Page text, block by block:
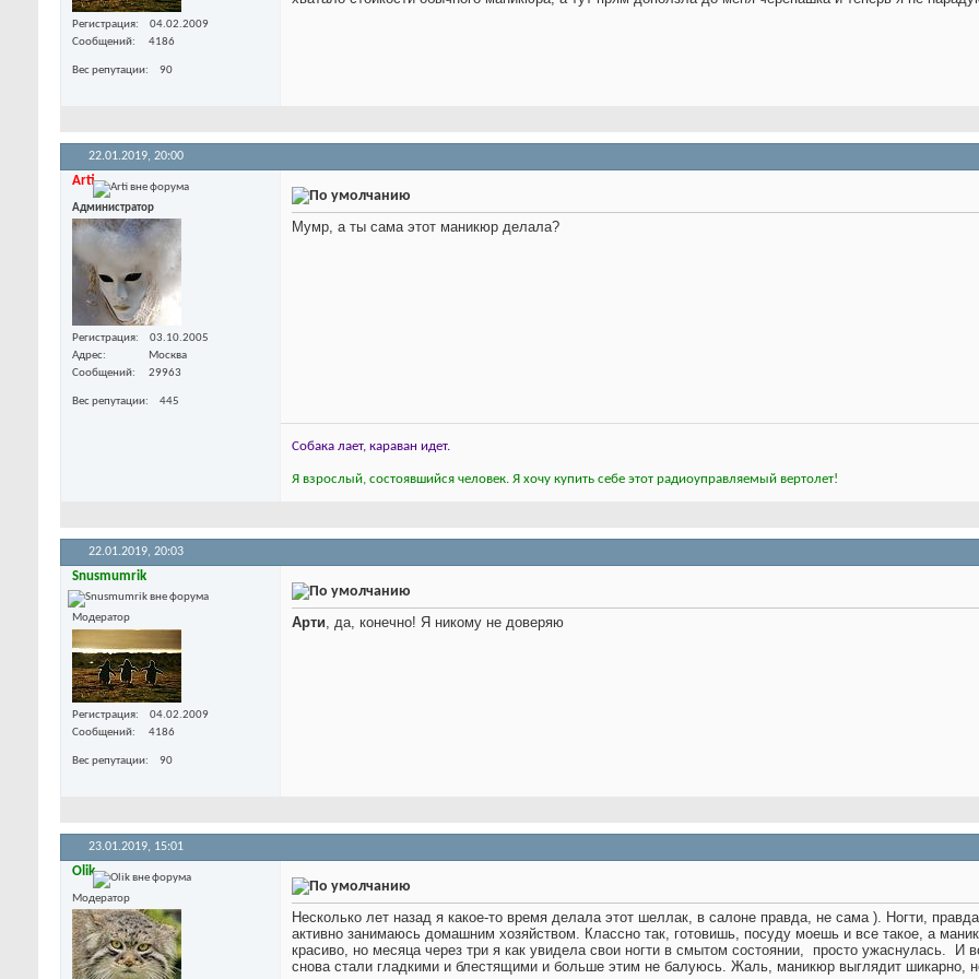
Регистрация
04.02.2009
Сообщений
4186
Вес репутации 90
22.01.2019, 20:00
Arti
Администратор
Регистрация
03.10.2005
Адрес
Москва
Сообщений
29963
Вес репутации 445
Мумр, а ты сама этот маникюр делала?
Собака лает, караван идет.
Я взрослый, состоявшийся человек. Я хочу купить себе этот радиоуправляемый вертолет!
22.01.2019, 20:03
Snusmumrik
Модератор
Регистрация
04.02.2009
Сообщений
4186
Вес репутации 90
Арти, да, конечно! Я никому не доверяю
23.01.2019, 15:01
Olik
Модератор
Несколько лет назад я какое-то время делала этот шеллак, в салоне правда, не сама ). Ногти,
активно занимаюсь домашним хозяйством. Классно так, готовишь, посуду моешь и все такое, а
красиво, но месяца через три я как увидела свои ногти в смытом состоянии,
просто ужаснулась.
И
снова стали гладкими и блестящими и больше этим не балуюсь. Жаль, маникюр выглядит шикарно,